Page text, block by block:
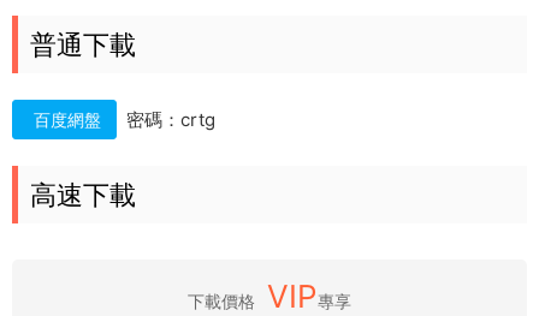
普通下載
百度網盤 密碼：crtg
高速下載
下載價格 VIP專享